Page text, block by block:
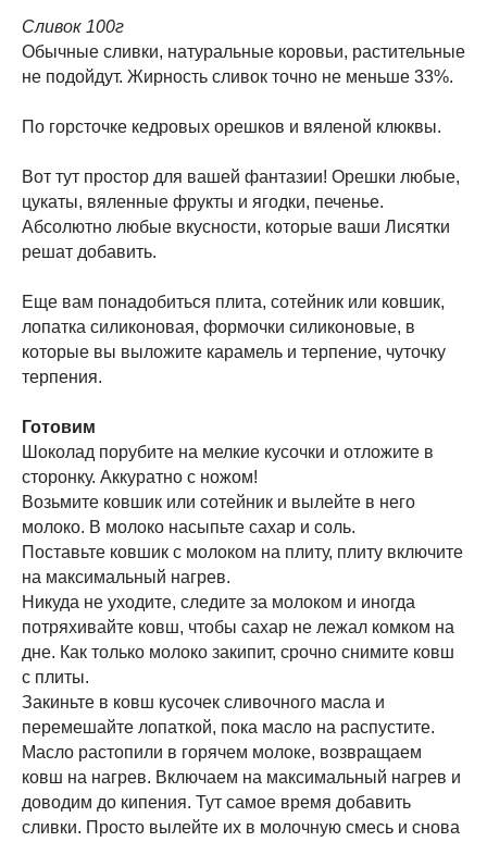
Сливок 100г
Обычные сливки, натуральные коровьи, растительные
не подойдут. Жирность сливок точно не меньше 33%.
По горсточке кедровых орешков и вяленой клюквы.
Вот тут простор для вашей фантазии! Орешки любые,
цукаты, вяленные фрукты и ягодки, печенье.
Абсолютно любые вкусности, которые ваши Лисятки
решат добавить.
Еще вам понадобиться плита, сотейник или ковшик,
лопатка силиконовая, формочки силиконовые, в
которые вы выложите карамель и терпение, чуточку
терпения.
Готовим
Шоколад порубите на мелкие кусочки и отложите в
сторонку. Аккуратно с ножом!
Возьмите ковшик или сотейник и вылейте в него
молоко. В молоко насыпьте сахар и соль.
Поставьте ковшик с молоком на плиту, плиту включите
на максимальный нагрев.
Никуда не уходите, следите за молоком и иногда
потряхивайте ковш, чтобы сахар не лежал комком на
дне. Как только молоко закипит, срочно снимите ковш
с плиты.
Закиньте в ковш кусочек сливочного масла и
перемешайте лопаткой, пока масло на распустите.
Масло растопили в горячем молоке, возвращаем
ковш на нагрев. Включаем на максимальный нагрев и
доводим до кипения. Тут самое время добавить
сливки. Просто вылейте их в молочную смесь и снова